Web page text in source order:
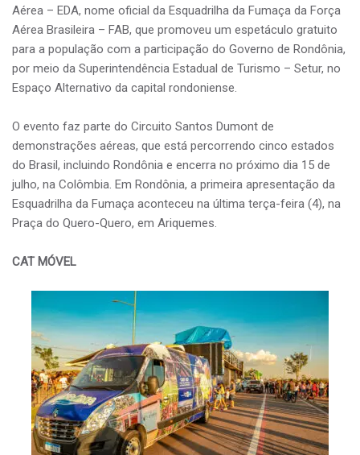
Aérea – EDA, nome oficial da Esquadrilha da Fumaça da Força
Aérea Brasileira – FAB, que promoveu um espetáculo gratuito
para a população com a participação do Governo de Rondônia,
por meio da Superintendência Estadual de Turismo – Setur, no
Espaço Alternativo da capital rondoniense.
O evento faz parte do Circuito Santos Dumont de
demonstrações aéreas, que está percorrendo cinco estados
do Brasil, incluindo Rondônia e encerra no próximo dia 15 de
julho, na Colômbia. Em Rondônia, a primeira apresentação da
Esquadrilha da Fumaça aconteceu na última terça-feira (4), na
Praça do Quero-Quero, em Ariquemes.
CAT MÓVEL